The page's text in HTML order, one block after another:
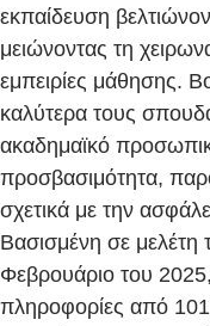
εκπαίδευση
μειώνοντας τη
εμπειρίες μάθησης.
καλύτερα τους
ακαδημαϊκό
προσβασιμότητα,
σχετικά με την
Βασισμένη σε μελέτη
Φεβρουάριο του
πληροφορίες από